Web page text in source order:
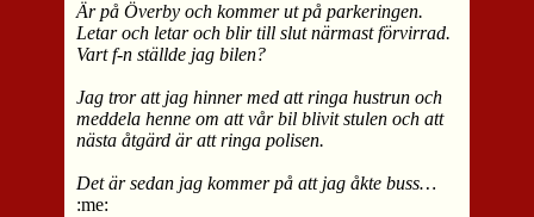
Är på Överby och kommer ut på parkeringen.
Letar och letar och blir till slut närmast förvirrad.
Vart f-n ställde jag bilen?
Jag tror att jag hinner med att ringa hustrun och
meddela henne om att vår bil blivit stulen och att
nästa åtgärd är att ringa polisen.
Det är sedan jag kommer på att jag åkte buss…
:me: